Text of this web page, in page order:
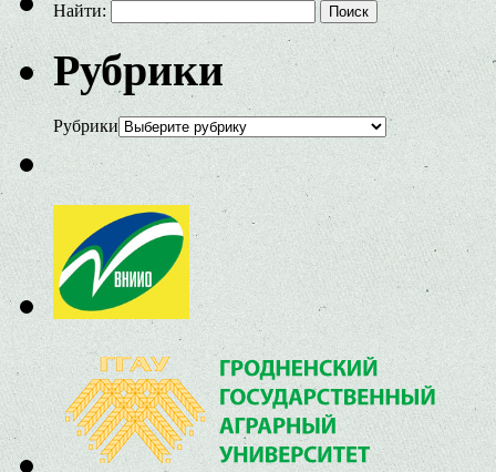
Найти:
Рубрики
Рубрики